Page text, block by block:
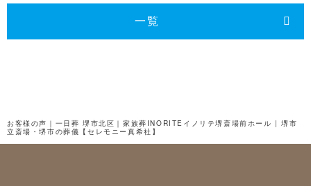
2024年5月
2024年4月
一覧
お客様の声｜一日葬 堺市北区｜家族葬INORITEイノリテ堺斎場前ホール | 堺市
立斎場・堺市の葬儀【セレモニー真希社】